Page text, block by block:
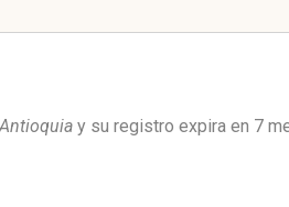
y su registro expira en 7